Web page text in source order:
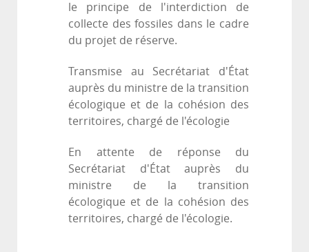
le principe de l'interdiction de
collecte des fossiles dans le cadre
du projet de réserve.
Transmise au Secrétariat d'État
auprès du ministre de la transition
écologique et de la cohésion des
territoires, chargé de l'écologie
En attente de réponse du
Secrétariat d'État auprès du
ministre de la transition
écologique et de la cohésion des
territoires, chargé de l'écologie.